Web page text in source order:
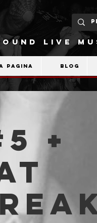
LIVE
pagina Blog
+